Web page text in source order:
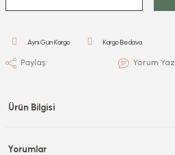
Aynı Gün Kargo Kargo Bedava
Yorum Yaz
Paylaş
Ürün Bilgisi
Yorumlar